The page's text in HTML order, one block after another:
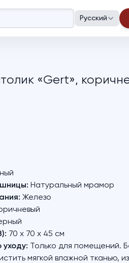
Русский
«Gert»,
Натуральный мрамор
Железо
70 х 70 х 45 см
уходу: Только для помещений.
мягкой влажной тканью,